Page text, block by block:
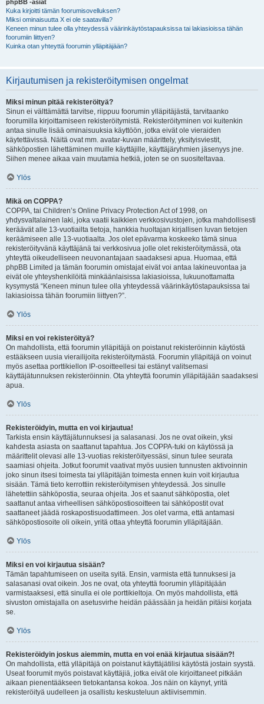
phpBB -asiat
Kuka kirjoitti tämän foorumisovelluksen?
Miksi ominaisuutta X ei ole saatavilla?
Keneen minun tulee olla yhteydessä väärinkäytöstapauksissa tai lakiasioissa tähän
foorumiin liittyen?
Kuinka otan yhteyttä foorumin ylläpitäjään?
Kirjautumisen ja rekisteröitymisen ongelmat
Miksi minun pitää rekisteröityä?
Sinun ei välttämättä tarvitse, riippuu foorumin ylläpitäjästä, tarvitaanko
foorumilla kirjoittamiseen rekisteröitymistä. Rekisteröityminen voi kuitenkin
antaa sinulle lisää ominaisuuksia käyttöön, jotka eivät ole vieraiden
käytettävissä. Näitä ovat mm. avatar-kuvan määrittely, yksityisviestit,
sähköpostien lähettäminen muille käyttäjille, käyttäjäryhmien jäsenyys jne.
Siihen menee aikaa vain muutamia hetkiä, joten se on suositeltavaa.
Ylös
Mikä on COPPA?
COPPA, tai Children’s Online Privacy Protection Act of 1998, on
yhdysvaltalainen laki, joka vaatii kaikkien verkkosivustojen, jotka mahdollisesti
keräävät alle 13-vuotiailta tietoja, hankkia huoltajan kirjallisen luvan tietojen
keräämiseen alle 13-vuotiaalta. Jos olet epävarma koskeeko tämä sinua
rekisteröityvänä käyttäjänä tai verkkosivua jolle olet rekisteröitymässä, ota
yhteyttä oikeudelliseen neuvonantajaan saadaksesi apua. Huomaa, että
phpBB Limited ja tämän foorumin omistajat eivät voi antaa lakineuvontaa ja
eivät ole yhteyshenkilöitä minkäänlaisissa lakiasioissa, lukuunottamatta
kysymystä “Keneen minun tulee olla yhteydessä väärinkäytöstapauksissa tai
lakiasioissa tähän foorumiin liittyen?”.
Ylös
Miksi en voi rekisteröityä?
On mahdollista, että foorumin ylläpitäjä on poistanut rekisteröinnin käytöstä
estääkseen uusia vierailijoita rekisteröitymästä. Foorumin ylläpitäjä on voinut
myös asettaa porttikiellon IP-osoitteellesi tai estänyt valitsemasi
käyttäjätunnuksen rekisteröinnin. Ota yhteyttä foorumin ylläpitäjään saadaksesi
apua.
Ylös
Rekisteröidyin, mutta en voi kirjautua!
Tarkista ensin käyttäjätunnuksesi ja salasanasi. Jos ne ovat oikein, yksi
kahdesta asiasta on saattanut tapahtua. Jos COPPA-tuki on käytössä ja
määrittelit olevasi alle 13-vuotias rekisteröityessäsi, sinun tulee seurata
saamiasi ohjeita. Jotkut foorumit vaativat myös uusien tunnusten aktivoinnin
joko sinun itsesi toimesta tai ylläpitäjän toimesta ennen kuin voit kirjautua
sisään. Tämä tieto kerrottiin rekisteröitymisen yhteydessä. Jos sinulle
lähetettiin sähköpostia, seuraa ohjeita. Jos et saanut sähköpostia, olet
saattanut antaa virheellisen sähköpostiosoitteen tai sähköpostit ovat
saattaneet jäädä roskapostisuodattimeen. Jos olet varma, että antamasi
sähköpostiosoite oli oikein, yritä ottaa yhteyttä foorumin ylläpitäjään.
Ylös
Miksi en voi kirjautua sisään?
Tämän tapahtumiseen on useita syitä. Ensin, varmista että tunnuksesi ja
salasanasi ovat oikein. Jos ne ovat, ota yhteyttä foorumin ylläpitäjään
varmistaaksesi, että sinulla ei ole porttikieltoja. On myös mahdollista, että
sivuston omistajalla on asetusvirhe heidän päässään ja heidän pitäisi korjata
se.
Ylös
Rekisteröidyin joskus aiemmin, mutta en voi enää kirjautua sisään?!
On mahdollista, että ylläpitäjä on poistanut käyttäjätilisi käytöstä jostain syystä.
Useat foorumit myös poistavat käyttäjiä, jotka eivät ole kirjoittaneet pitkään
aikaan pienentääkseen tietokantansa kokoa. Jos näin on käynyt, yritä
rekisteröityä uudelleen ja osallistu keskusteluun aktiivisemmin.